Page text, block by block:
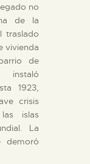
no
de la
traslado
vivienda
de
1923,
crisis
islas
La
demoró